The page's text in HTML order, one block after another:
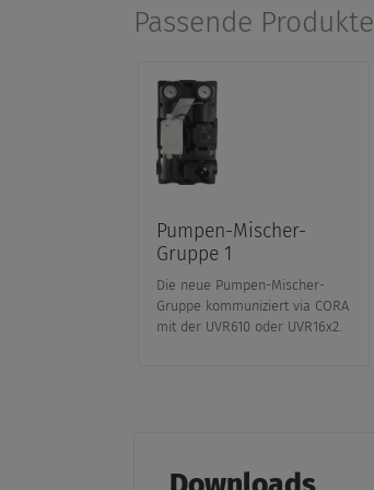
Passende Produkte
Pumpen-Mischer-
Gruppe 1
Die neue Pumpen-Mischer-
Gruppe kommuniziert via CORA
mit der UVR610 oder UVR16x2.